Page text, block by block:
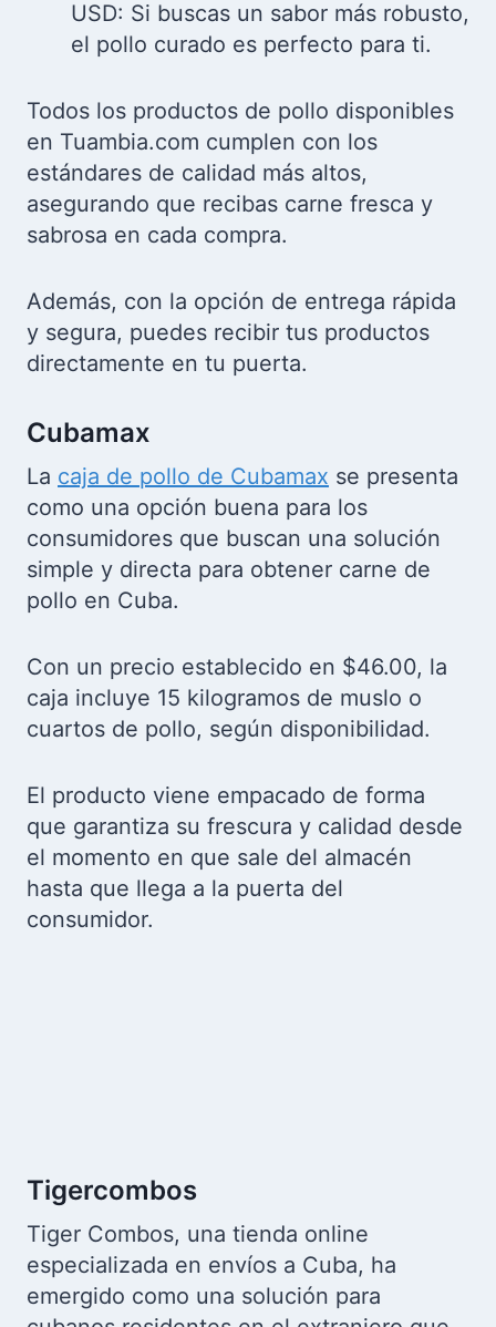
Muslo de pollo , 2kg a 5,04 USD:
que requieren carne jugosa y tierna.
Albóndiga de pollo, 1 kg por 6,54
USD: Una excelente opción para
variar el menú familiar.
Pollo curado(marinado), 5lb a 10,11
USD: Si buscas un sabor más robusto,
el pollo curado es perfecto para ti.
Todos los productos de pollo disponibles
en Tuambia.com cumplen con los
estándares de calidad más altos,
asegurando que recibas carne fresca y
sabrosa en cada compra.
y segura, puedes recibir tus productos
directamente en tu puerta.
Lacaja de pollo de Cubamax se presenta
como una opción buena para los
consumidores que buscan una solución
simple y directa para obtener carne de
pollo en Cuba.
el momento en que sale del almacén
hasta que llega a la puerta del
consumidor.